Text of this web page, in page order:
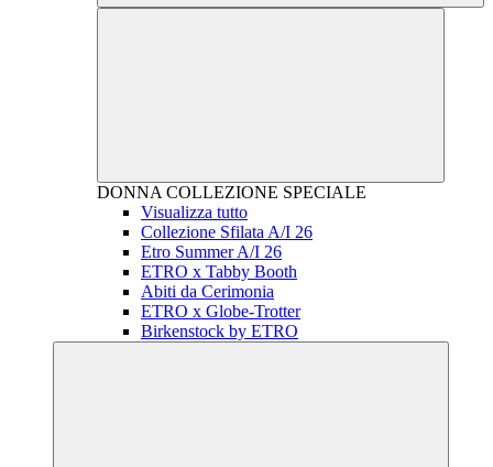
DONNA COLLEZIONE SPECIALE
Visualizza tutto
Collezione Sfilata A/I 26
Etro Summer A/I 26
ETRO x Tabby Booth
Abiti da Cerimonia
ETRO x Globe-Trotter
Birkenstock by ETRO